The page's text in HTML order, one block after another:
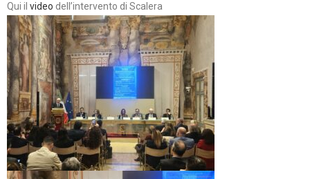
Qui il video dell’intervento di Scalera